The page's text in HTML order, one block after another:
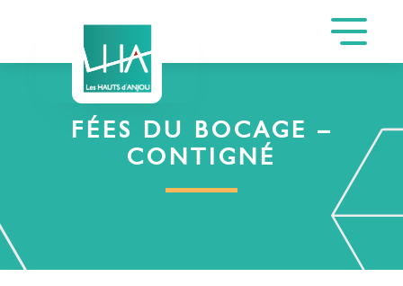
FÉES DU BOCAGE –
CONTIGNÉ